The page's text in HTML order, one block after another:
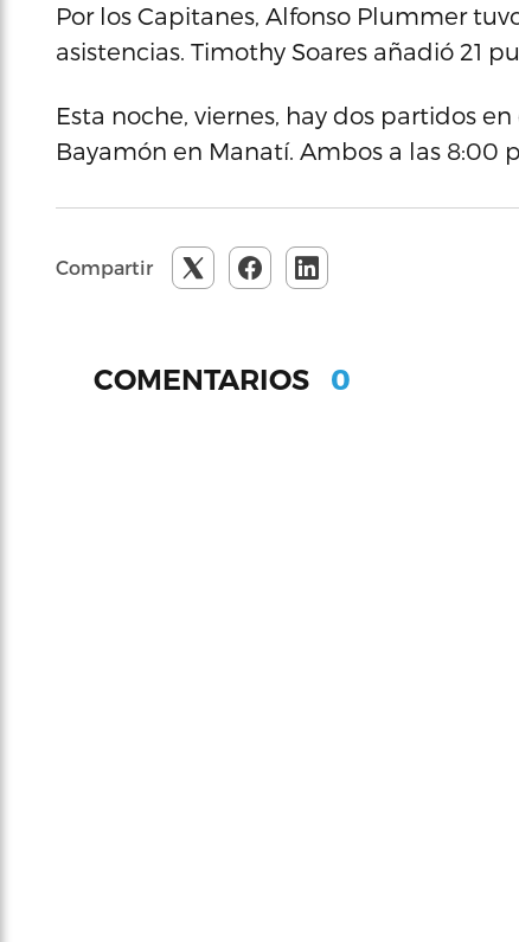
Por los Capitanes, Alfonso Plummer
asistencias. Timothy Soares añadió 21
Esta noche, viernes, hay dos partidos
Bayamón en Manatí. Ambos a las 8:00
Compartir
COMENTARIOS 0